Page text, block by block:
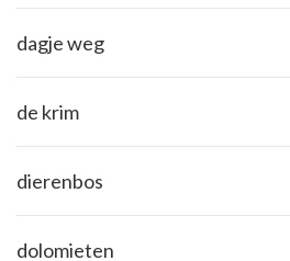
dagje weg
de krim
dierenbos
dolomieten